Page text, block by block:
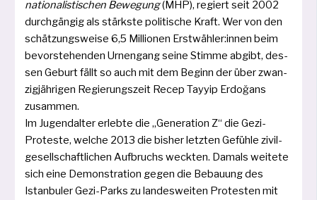
natio­na­lis­ti­schen Bewegung(MHP), regiert seit 2002
durch­gän­gig als stärks­te poli­ti­sche Kraft. Wer von den
schät­zungs­wei­se 6,5 Millionen Erstwähler:innen beim
bevor­ste­hen­den Urnengang sei­ne Stimme abgibt, des­
sen Geburt fällt so auch mit dem Beginn der über zwan­
zig­jäh­ri­gen Regierungszeit Recep Tayyip Erdoğans
zusam­men.
Im Jugendalter erleb­te die „Generation Z“ die Gezi-
Proteste, wel­che 2013 die bis­her letz­ten Gefühle zivil­
ge­sell­schaft­li­chen Aufbruchs weck­ten. Damals wei­te­te
sich eine Demonstration gegen die Bebauung des
Istanbuler Gezi-Parks zu lan­des­wei­ten Protesten mit